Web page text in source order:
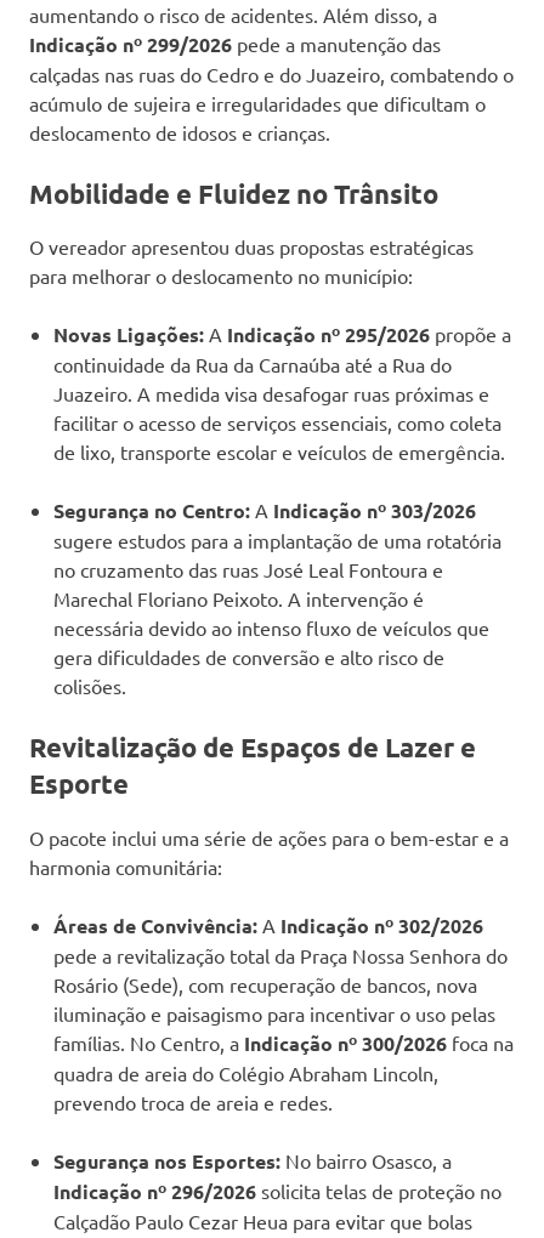
aumentando o risco de acidentes. Além disso, a
Indicação nº 299/2026 pede a manutenção das
calçadas nas ruas do Cedro e do Juazeiro, combatendo o
acúmulo de sujeira e irregularidades que dificultam o
deslocamento de idosos e crianças.
Mobilidade e Fluidez no Trânsito
O vereador apresentou duas propostas estratégicas
para melhorar o deslocamento no município:
Novas Ligações: A Indicação nº 295/2026 propõe a
continuidade da Rua da Carnaúba até a Rua do
Juazeiro. A medida visa desafogar ruas próximas e
facilitar o acesso de serviços essenciais, como coleta
de lixo, transporte escolar e veículos de emergência.
Segurança no Centro: A Indicação nº 303/2026
sugere estudos para a implantação de uma rotatória
no cruzamento das ruas José Leal Fontoura e
Marechal Floriano Peixoto. A intervenção é
necessária devido ao intenso fluxo de veículos que
gera dificuldades de conversão e alto risco de
colisões.
Revitalização de Espaços de Lazer e
Esporte
O pacote inclui uma série de ações para o bem-estar e a
harmonia comunitária:
Áreas de Convivência: A Indicação nº 302/2026
pede a revitalização total da Praça Nossa Senhora do
Rosário (Sede), com recuperação de bancos, nova
iluminação e paisagismo para incentivar o uso pelas
famílias. No Centro, a Indicação nº 300/2026 foca na
quadra de areia do Colégio Abraham Lincoln,
prevendo troca de areia e redes.
Segurança nos Esportes: No bairro Osasco, a
Indicação nº 296/2026 solicita telas de proteção no
Calçadão Paulo Cezar Heua para evitar que bolas